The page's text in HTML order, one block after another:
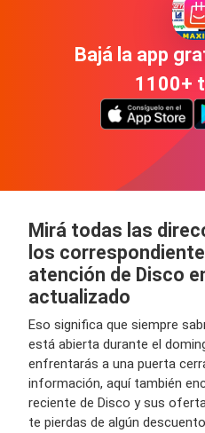
Bajá la app
1100+
Mirá todas las
los
atención de Disco
actualizado
Eso significa que siempre
está abierta durante el
enfrentarás a una puerta
información, aquí también
reciente de Disco y sus
te pierdas de algún